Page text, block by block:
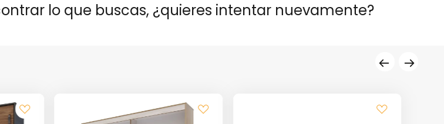
lo que buscas, ¿quieres intentar nuevamente?